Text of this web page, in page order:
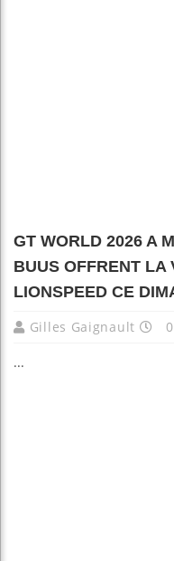
GT WORLD 2026 A
BUUS OFFRENT LA
LIONSPEED CE
Gilles Gaignault
...